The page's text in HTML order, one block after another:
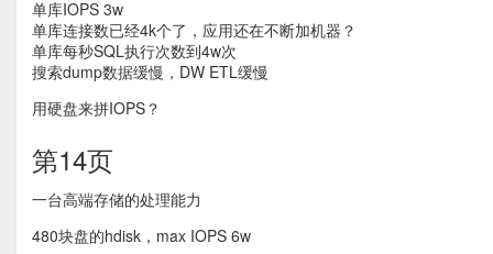
单库IOPS 3w
单库连接数已经4k个了，应用还在不断加机器？
单库每秒SQL执行次数到4w次
搜索dump数据缓慢，DW ETL缓慢
用硬盘来拼IOPS？
第14页
一台高端存储的处理能力
480块盘的hdisk，max IOPS 6w